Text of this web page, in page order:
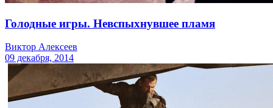
Голодные игры. Невспыхнувшее пламя
Виктор Алексеев
09 декабря, 2014